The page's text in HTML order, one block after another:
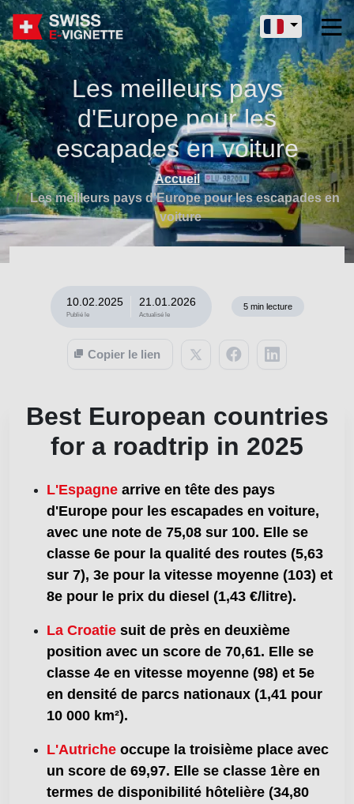
Les meilleurs pays
d'Europe pour les
escapades en voiture
Accueil
Les meilleurs pays d'Europe pour les escapades en
voiture
10.02.2025
Publié le
21.01.2026
Actualisé le
5 min lecture
Copier le lien
Best European countries
for a roadtrip in 2025
L'Espagne arrive en tête des pays
d'Europe pour les escapades en voiture,
avec une note de 75,08 sur 100. Elle se
classe 6e pour la qualité des routes (5,63
sur 7), 3e pour la vitesse moyenne (103) et
8e pour le prix du diesel (1,43 €/litre).
La Croatie suit de près en deuxième
position avec un score de 70,61. Elle se
classe 4e en vitesse moyenne (98) et 5e
en densité de parcs nationaux (1,41 pour
10 000 km²).
L'Autriche occupe la troisième place avec
un score de 69,97. Elle se classe 1ère en
termes de disponibilité hôtelière (34,80